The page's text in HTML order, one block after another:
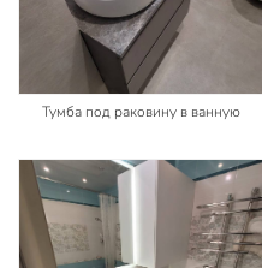
Тумба под раковину в ванную